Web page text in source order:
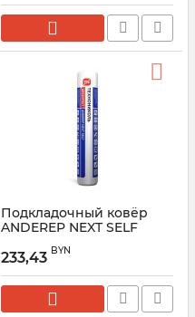
Подкладочный ковёр
ANDEREP NEXT SELF
233,43 BYN